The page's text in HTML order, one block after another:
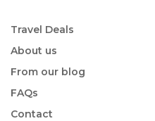
Travel Deals
About us
From our blog
FAQs
Contact